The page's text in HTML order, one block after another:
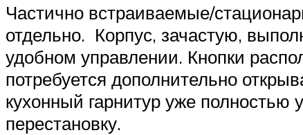
Частично встраиваемые/
отдельно. Корпус, зачастую,
удобном управлении. Кнопки
потребуется дополнительно
кухонный гарнитур уже
перестановку.